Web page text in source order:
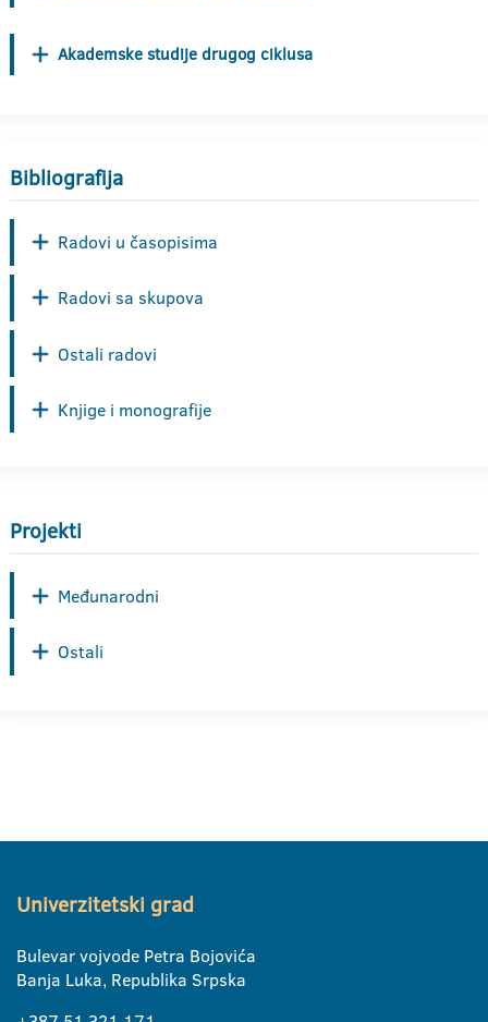
Akademske studije drugog ciklusa
Bibliografija
Radovi u časopisima
Radovi sa skupova
Ostali radovi
Knjige i monografije
Projekti
Međunarodni
Ostali
Univerzitetski grad
Bulevar vojvode Petra Bojovića
Banja Luka, Republika Srpska